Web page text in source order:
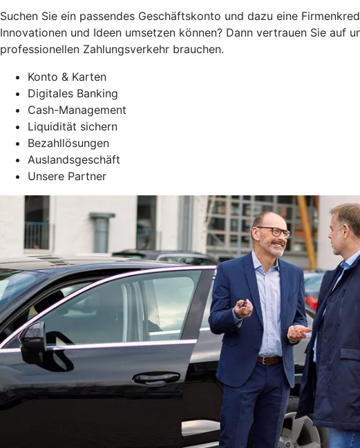
Suchen Sie ein passendes Geschäftskonto und dazu eine
Innovationen und Ideen umsetzen können? Dann vertrauen Sie auf
professionellen Zahlungsverkehr brauchen.
Konto & Karten
Digitales Banking
Cash-Management
Liquidität sichern
Bezahllösungen
Auslandsgeschäft
Unsere Partner